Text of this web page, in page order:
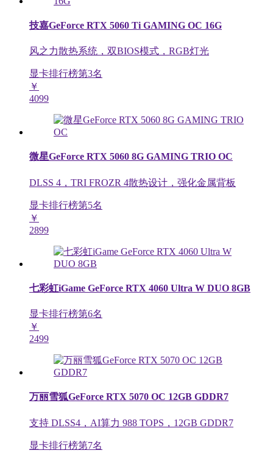
技嘉GeForce RTX 5060 Ti GAMING OC 16G
风之力散热系统，双BIOS模式，RGB灯光
显卡排行榜第3名
￥
4099
微星GeForce RTX 5060 8G GAMING TRIO OC
DLSS 4，TRI FROZR 4散热设计，强化金属背板
显卡排行榜第5名
￥
2899
七彩虹iGame GeForce RTX 4060 Ultra W DUO 8GB
显卡排行榜第6名
￥
2499
万丽雪狐GeForce RTX 5070 OC 12GB GDDR7
支持 DLSS4，AI算力 988 TOPS，12GB GDDR7
显卡排行榜第7名